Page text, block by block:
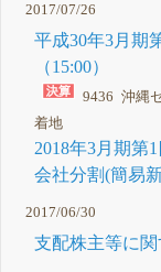
2017/07/26
平成30年3月期
（15:00）
9436 沖縄
着地
2018年3月期第
会社分割(簡易
2017/06/30
支配株主等に関